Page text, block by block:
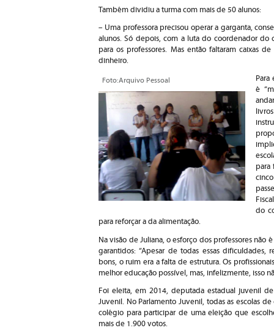
Também dividiu a turma com mais de 50 alunos:
– Uma professora precisou operar a garganta,
alunos. Só depois, com a luta do coordenador do
para os professores. Mas então faltaram caixas
dinheiro.
Foto:Arquivo Pessoal
Para
é
para
do
para reforçar a da alimentação.
Na visão de Juliana, o esforço dos professores não
garantidos: “Apesar de todas essas
bons, o ruim era a falta de estrutura. Os
melhor educação possível, mas, infelizmente, isso
Foi eleita, em 2014, deputada estadual juvenil
Juvenil. No Parlamento Juvenil, todas as escolas
colégio para participar de uma eleição que
mais de 1.900 votos.